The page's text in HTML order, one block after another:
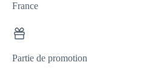
France
Partie de promotion